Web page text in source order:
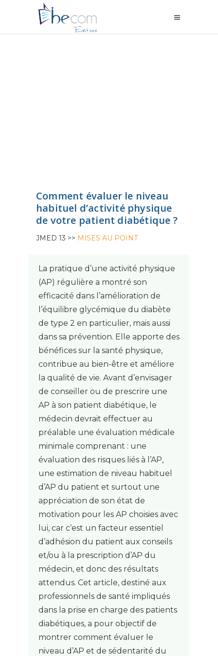
Comment évaluer le niveau
habituel d’activité physique
de votre patient diabétique ?
JMED 13 >> MISES AU POINT
La pratique d’une activité physique
(AP) régulière a montré son
efficacité dans l’amélioration de
l’équilibre glycémique du diabète
de type 2 en particulier, mais aussi
dans sa prévention. Elle apporte des
bénéfices sur la santé physique,
contribue au bien-être et améliore
la qualité de vie. Avant d’envisager
de conseiller ou de prescrire une
AP à son patient diabétique, le
médecin devrait effectuer au
préalable une évaluation médicale
minimale comprenant : une
évaluation des risques liés à l’AP,
une estimation de niveau habituel
d’AP du patient et surtout une
appréciation de son état de
motivation pour les AP choisies avec
lui, car c’est un facteur essentiel
d’adhésion du patient aux conseils
et/ou à la prescription d’AP du
médecin, et donc des résultats
attendus. Cet article, destiné aux
professionnels de santé impliqués
dans la prise en charge des patients
diabétiques, a pour objectif de
montrer comment évaluer le
niveau d’AP et de sédentarité du